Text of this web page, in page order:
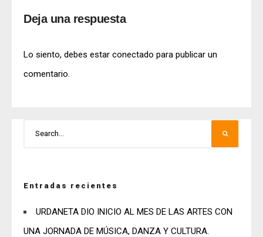
Deja una respuesta
Lo siento, debes estar conectado para publicar un
comentario.
Entradas recientes
URDANETA DIO INICIO AL MES DE LAS ARTES CON
UNA JORNADA DE MÚSICA, DANZA Y CULTURA.